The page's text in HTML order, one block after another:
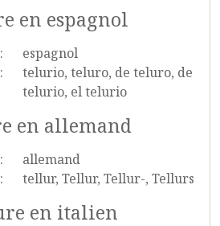
en espagnol
espagnol
telurio, teluro, de teluro, de
telurio, el telurio
en allemand
allemand
tellur, Tellur, Tellur-, Tellurs
en italien